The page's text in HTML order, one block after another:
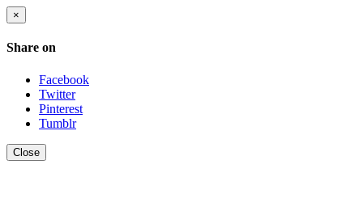
×
Share on
Facebook
Twitter
Pinterest
Tumblr
Close